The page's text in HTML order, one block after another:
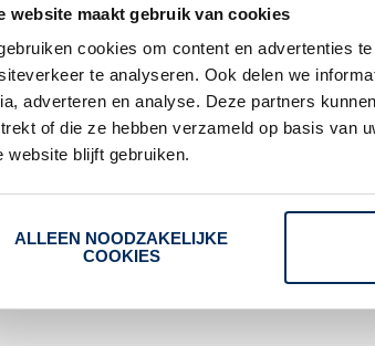
website maakt gebruik van cookies
cookies om content en advertenties
te analyseren. Ook delen we
adverteren en analyse. Deze partners
of die ze hebben verzameld op basis van
website blijft gebruiken.
ALLEEN NOODZAKELIJKE
COOKIES